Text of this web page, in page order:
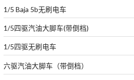
1/5 Baja 5b无刷电车
1/5四驱汽油大脚车(带倒档)
1/5四驱无刷电车
六驱汽油大脚车（带倒档）